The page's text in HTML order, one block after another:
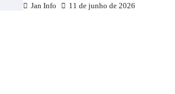
Jan Info 11 de junho de 2026